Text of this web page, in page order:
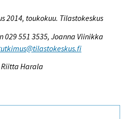
2014, toukokuu. Tilastokeskus
029 551 3535, Joanna Viinikka
Harala